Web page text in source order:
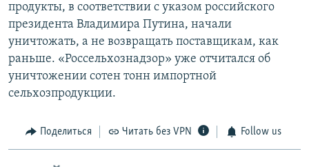
продукты, в соответствии с указом российского
президента Владимира Путина, начали
уничтожать, а не возвращать поставщикам, как
раньше. «Россельхознадзор» уже отчитался об
уничтожении сотен тонн импортной
сельхозпродукции.
Поделиться Читать без VPN Follow us